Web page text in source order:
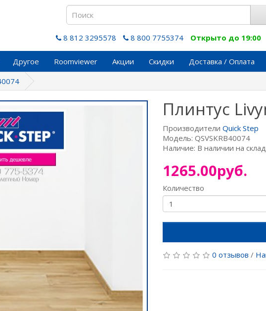
8 812 3295578 8 800 7755374 Открыто до 19:00
Другое Roomviewer Акции Скидки Доставка / Оплата
Плинтус
Производители Quick Step
Модель: QSVSKRB40074
Наличие: В наличии на
1265.00руб.
Количество
0 отзывов /